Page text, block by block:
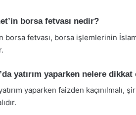
borsa fetvası nedir?
borsa fetvası, borsa işlemlerinin
yatırım yaparken nelere
yaparken faizden kaçınılmalı,